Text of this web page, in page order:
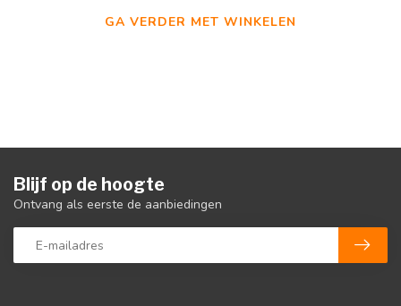
GA VERDER MET WINKELEN
Blijf op de hoogte
Ontvang als eerste de aanbiedingen